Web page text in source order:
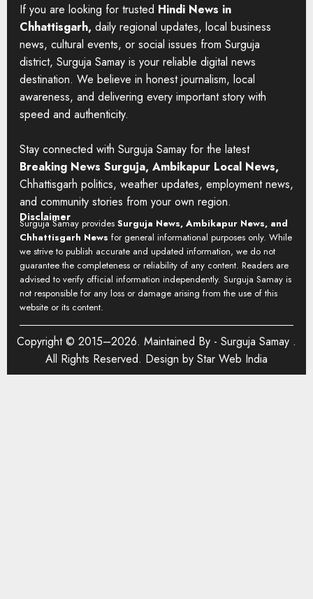
If you are looking for trusted Hindi News in
Chhattisgarh, daily regional updates, local business
news, cultural events, or social issues from Surguja
district, Surguja Samay is your reliable digital news
destination. We believe in honest journalism, local
awareness, and delivering every important story with
speed and authenticity.
Stay connected with Surguja Samay for the latest
Breaking News Surguja, Ambikapur Local News,
Chhattisgarh politics, weather updates, employment news,
and community stories from your own region.
Disclaimer
Surguja Samay provides Surguja News, Ambikapur News, and
Chhattisgarh News for general informational purposes only. While
we strive to publish accurate and updated information, we do not
guarantee the completeness or reliability of any content. Readers are
advised to verify official information independently. Surguja Samay is
not responsible for any loss or damage arising from the use of this
website or its content.
Copyright © 2015–2026. Maintained By - Surguja Samay .
All Rights Reserved. Design by Star Web India